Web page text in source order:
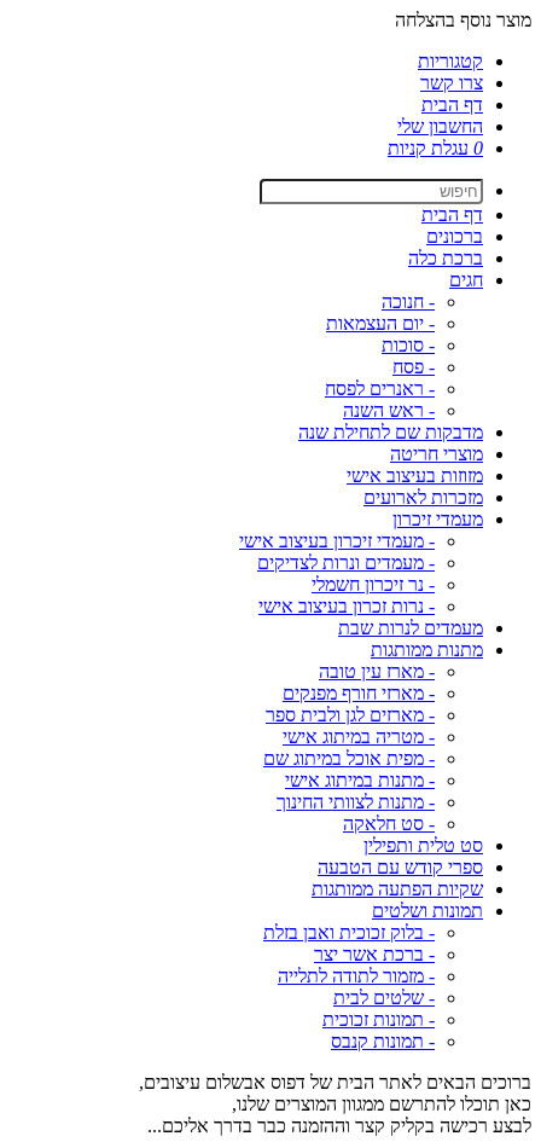
מוצר נוסף בהצלחה
קטגוריות
צרו קשר
דף הבית
החשבון שלי
0 עגלת קניות
דף הבית
ברכונים
ברכת כלה
חגים
- חנוכה
- יום העצמאות
- סוכות
- פסח
- ראנרים לפסח
- ראש השנה
מדבקות שם לתחילת שנה
מוצרי חריטה
מזוזות בעיצוב אישי
מזכרות לארועים
מעמדי זיכרון
- מעמדי זיכרון בעיצוב אישי
- מעמדים ונרות לצדיקים
- נר זיכרון חשמלי
- נרות זכרון בעיצוב אישי
מעמדים לנרות שבת
מתנות ממותגות
- מארז עין טובה
- מארזי חורף מפנקים
- מארזים לגן ולבית ספר
- מטריה במיתוג אישי
- מפית אוכל במיתוג שם
- מתנות במיתוג אישי
- מתנות לצוותי החינוך
- סט חלאקה
סט טלית ותפילין
ספרי קודש עם הטבעה
שקיות הפתעה ממותגות
תמונות ושלטים
- בלוק זכוכית ואבן בזלת
- ברכת אשר יצר
- מזמור לתודה לתלייה
- שלטים לבית
- תמונות זכוכית
- תמונות קנבס
ברוכים הבאים לאתר הבית של דפוס אבשלום עיצובים,
כאן תוכלו להתרשם ממגוון המוצרים שלנו,
לבצע רכישה בקליק קצר וההזמנה כבר בדרך אליכם...